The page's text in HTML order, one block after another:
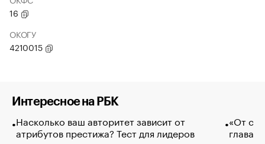
16
ОКОГУ
4210015
Интересное на РБК
Насколько ваш авторитет зависит от
атрибутов престижа? Тест для лидеров
«От
глава